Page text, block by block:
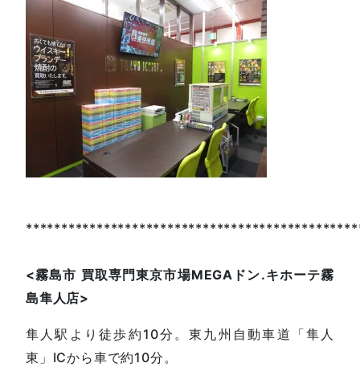
<霧島市 買取専門東京市場MEGA ドン.キホーテ霧
島隼人店>
隼人駅より徒歩約10分。東九州自動車道「隼人
東」ICから車で約10分。